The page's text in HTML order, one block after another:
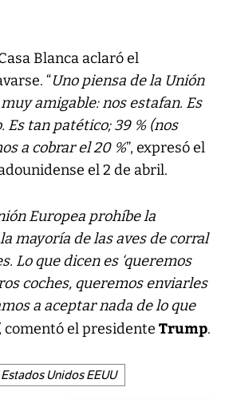
Blanca aclaró el
“Uno piensa de la Unión
amigable: nos estafan. Es
tan patético; 39 % (nos
a cobrar el 20 %”, expresó el
el 2 de abril.
Europea prohíbe la
mayoría de las aves de corral
Lo que dicen es ‘queremos
coches, queremos enviarles
a aceptar nada de lo que
comentó el presidente Trump.
Estados Unidos EEUU